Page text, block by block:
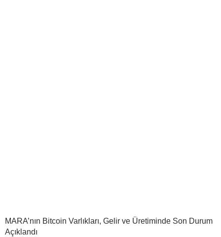
MARA’nın Bitcoin Varlıkları, Gelir ve Üretiminde Son Durum
Açıklandı